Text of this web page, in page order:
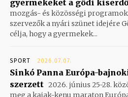
gyermekeket a gödi
mozgás- és közösségi
szervezők a nyári szünet idejére
célja, hogy a gyermekek...
SPORT 2026.07.07.
Sinkó Panna Európa-
szerzett 2026. június 25-28.